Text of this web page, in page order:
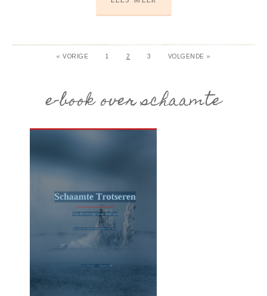
« VORIGE 1 2 3 VOLGENDE »
e-book over schaamte